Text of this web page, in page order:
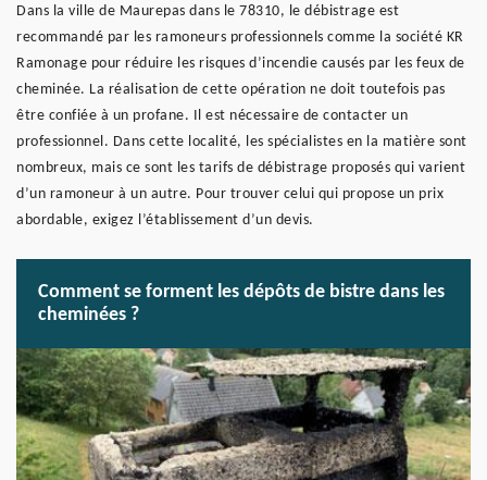
Dans la ville de Maurepas dans le 78310, le débistrage est
recommandé par les ramoneurs professionnels comme la société KR
Ramonage pour réduire les risques d’incendie causés par les feux de
cheminée. La réalisation de cette opération ne doit toutefois pas
être confiée à un profane. Il est nécessaire de contacter un
professionnel. Dans cette localité, les spécialistes en la matière sont
nombreux, mais ce sont les tarifs de débistrage proposés qui varient
d’un ramoneur à un autre. Pour trouver celui qui propose un prix
abordable, exigez l’établissement d’un devis.
Comment se forment les dépôts de bistre dans les
cheminées ?